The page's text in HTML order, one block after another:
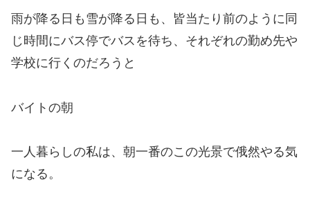
雨が降る日も雪が降る日も、皆当たり前のように同
じ時間にバス停でバスを待ち、それぞれの勤め先や
学校に行くのだろうと
バイトの朝
一人暮らしの私は、朝一番のこの光景で俄然やる気
になる。